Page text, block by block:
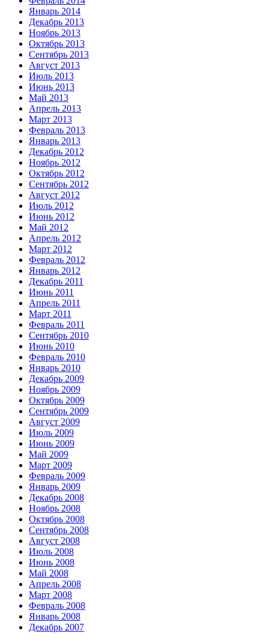
Январь 2014
Декабрь 2013
Ноябрь 2013
Октябрь 2013
Сентябрь 2013
Август 2013
Июль 2013
Июнь 2013
Май 2013
Апрель 2013
Март 2013
Февраль 2013
Январь 2013
Декабрь 2012
Ноябрь 2012
Октябрь 2012
Сентябрь 2012
Август 2012
Июль 2012
Июнь 2012
Май 2012
Апрель 2012
Март 2012
Февраль 2012
Январь 2012
Декабрь 2011
Июнь 2011
Апрель 2011
Март 2011
Февраль 2011
Сентябрь 2010
Июнь 2010
Февраль 2010
Январь 2010
Декабрь 2009
Ноябрь 2009
Октябрь 2009
Сентябрь 2009
Август 2009
Июль 2009
Июнь 2009
Май 2009
Март 2009
Февраль 2009
Январь 2009
Декабрь 2008
Ноябрь 2008
Октябрь 2008
Сентябрь 2008
Август 2008
Июль 2008
Июнь 2008
Май 2008
Апрель 2008
Март 2008
Февраль 2008
Январь 2008
Декабрь 2007